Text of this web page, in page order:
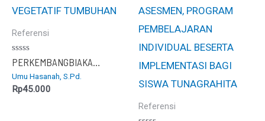
Referensi
Dinilai
0
dari
5
Umu Hasanah, S.Pd.
Rp45.000
Referensi